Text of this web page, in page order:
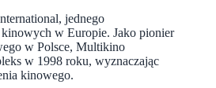
jednego
w Europie. Jako pionier
w Polsce, Multikino
w 1998 roku, wyznaczając
kinowego.